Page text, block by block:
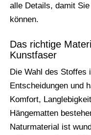
alle Details, damit
können.
Das richtige
Kunstfaser
Die Wahl des Stoffes
Entscheidungen und
Komfort,
Hängematten
Naturmaterial ist